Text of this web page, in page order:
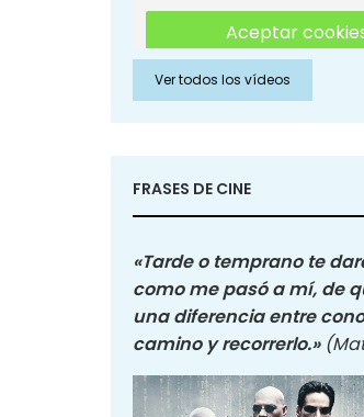
Aceptar
Aceptar cookies de
Sociales
Ver todos los vídeos
FRASES DE CINE
«Tarde o temprano te
como me pasó a mí, de
una diferencia entre
camino y recorrerlo.»